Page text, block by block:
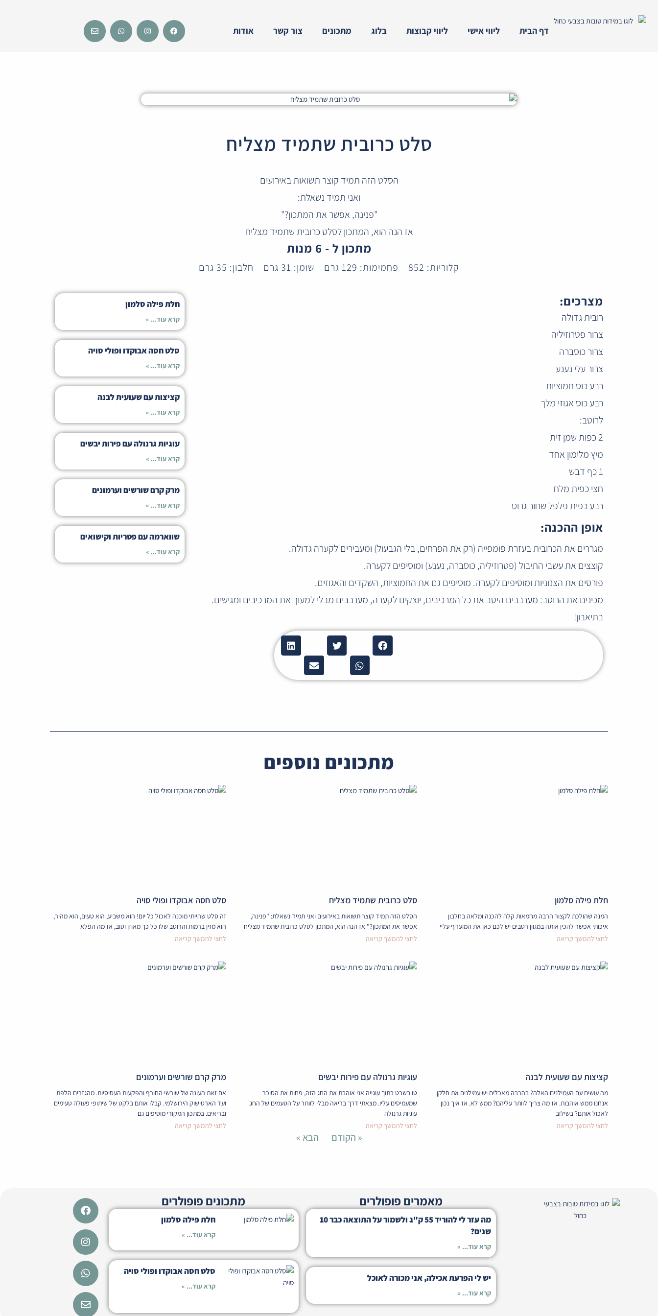
לתוכן
דף הבית ליווי אישי ליווי קבוצות בלוג מתכונים צור קשר אודות
Facebook
Instagram
Whatsapp
Envelope
סלט כרובית שתמיד מצליח
הסלט הזה תמיד קוצר תשואות באירועים
ואני תמיד נשאלת:
"פנינה, אפשר את המתכון?"
אז הנה הוא, המתכון לסלט כרובית שתמיד מצליח
מתכון ל - 6 מנות
קלוריות: 852 פחמימות: 129 גרם שומן: 31 גרם חלבון: 35 גרם
מצרכים:
רובית גדולה
צרור פטרוזיליה
צרור כוסברה
צרור עלי נענע
רבע כוס חמוציות
רבע כוס אגוזי מלך
לרוטב:
2 כפות שמן זית
מיץ מלימון אחד
1 כף דבש
חצי כפית מלח
רבע כפית פלפל שחור גרוס
אופן ההכנה:
מגררים את הכרובית בעזרת פומפייה (רק את הפרחים, בלי הגבעול) ומעבירים לקערה גדולה.
קוצצים את עשבי התיבול (פטרוזיליה, כוסברה, נענע) ומוסיפים לקערה.
פורסים את הצנוניות ומוסיפים לקערה. מוסיפים גם את החמוציות, השקדים והאגוזים.
מכינים את הרוטב: מערבבים היטב את כל המרכיבים, יוצקים לקערה, מערבבים מבלי למעוך את המרכיבים ומגישים.
בתיאבון!
חלת פילה סלמון
קרא עוד... »
סלט חסה אבוקדו ופולי סויה
קרא עוד... »
קציצות עם שעועית לבנה
קרא עוד... »
עוגיות גרנולה עם פירות יבשים
קרא עוד... »
מרק קרם שורשים וערמונים
קרא עוד... »
שווארמה עם פטריות וקישואים
קרא עוד... »
מתכונים נוספים
חלת פילה סלמון
המנה שהולכת לקצור הרבה מחמאות קלה להכנה ומלאה בחלבון
איכותי אפשר להכין אותה במגוון רטבים יש לכם כאן את המועדף עליי
לחצי להמשך קריאה
סלט כרובית שתמיד מצליח
הסלט הזה תמיד קוצר תשואות באירועים ואני תמיד נשאלת: "פנינה,
אפשר את המתכון?" אז הנה הוא, המתכון לסלט כרובית שתמיד מצליח
לחצי להמשך קריאה
סלט חסה אבוקדו ופולי סויה
זה סלט שהייתי מוכנה לאכול כל יום! הוא משביע, הוא טעים, הוא מהיר,
הוא מזין ברמות והרוטב שלו כל כך מאוזן וטוב, אז מה הפלא
לחצי להמשך קריאה
קציצות עם שעועית לבנה
מה עושים עם העמילנים האלה? בהרבה מאכלים יש עמילנים את חלקן
אנחנו ממש אוהבות. אז מה צריך לוותר עליהם? ממש לא. אז איך נכון
לאכול אותם? בשילוב
לחצי להמשך קריאה
עוגיות גרנולה עם פירות יבשים
טו בשבט בתוך עוגייה אני אוהבת את החג הזה, פחות את הסוכר
שמעמיסים עליו. מצאתי דרך בריאה מבלי לוותר על הטעמים של החג.
עוגיות גרנולה
לחצי להמשך קריאה
מרק קרם שורשים וערמונים
אם זאת העונה של שורשי החורף והפקעות העסיסיות. מהגזרים הלפת
ועד הארטישוק הירושלמי. קבלו אותם בלקט של שיתופי פעולה טעימים
ובריאים. במתכון המקורי מוסיפים גם
לחצי להמשך קריאה
« הקודם הבא »
מאמרים פופולרים
מה עזר לי להוריד 55 ק"ג ולשמור על התוצאה כבר 10
שנים?
קרא עוד... »
יש לי הפרעת אכילה, אני מכורה לאוכל
קרא עוד... »
מתכונים פופולרים
חלת פילה סלמון
קרא עוד... »
סלט חסה אבוקדו ופולי סויה
קרא עוד... »
Facebook
Instagram
Whatsapp
Envelope